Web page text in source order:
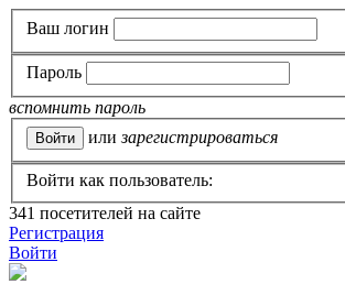
Ваш логин
Пароль
вспомнить пароль
или зарегистрироваться
Войти как пользователь:
341 посетителей на сайте
Регистрация
Войти